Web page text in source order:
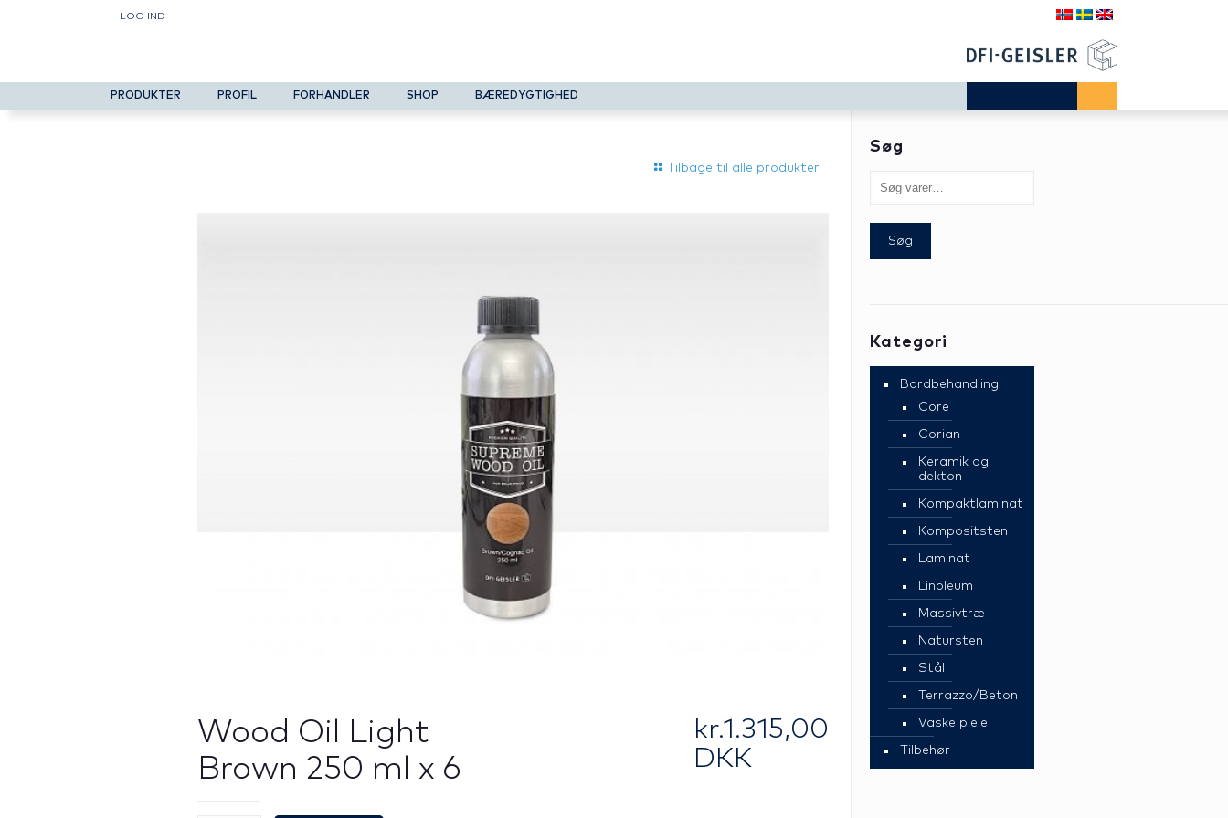
LOG IND
PRODUKTER PROFIL FORHANDLER SHOP BÆREDYGTIGHED
Tilbage til alle produkter
Wood Oil Light
Brown 250 ml x 6
kr.1.315,00
DKK
Søg
Søg
Kategori
Bordbehandling
Core
Corian
Keramik og
dekton
Kompaktlaminat
Kompositsten
Laminat
Linoleum
Massivtræ
Natursten
Stål
Terrazzo/Beton
Vaske pleje
Tilbehør